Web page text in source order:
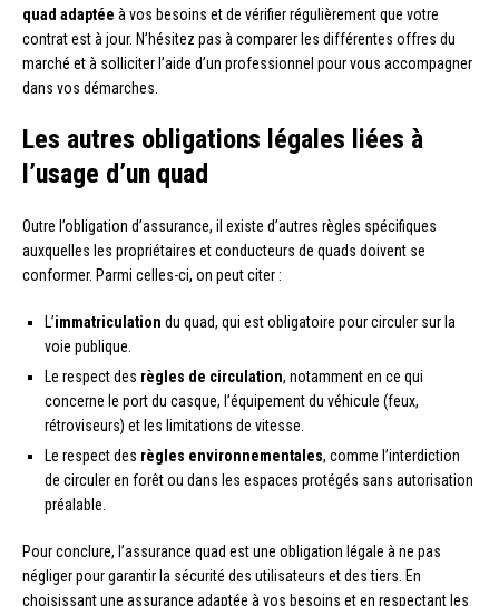
quad adaptée à vos besoins et de vérifier régulièrement que votre
contrat est à jour. N’hésitez pas à comparer les différentes offres du
marché et à solliciter l’aide d’un professionnel pour vous accompagner
dans vos démarches.
Les autres obligations légales liées à
l’usage d’un quad
Outre l’obligation d’assurance, il existe d’autres règles spécifiques
auxquelles les propriétaires et conducteurs de quads doivent se
conformer. Parmi celles-ci, on peut citer :
L’immatriculation du quad, qui est obligatoire pour circuler sur la
voie publique.
Le respect des règles de circulation, notamment en ce qui
concerne le port du casque, l’équipement du véhicule (feux,
rétroviseurs) et les limitations de vitesse.
Le respect des règles environnementales, comme l’interdiction
de circuler en forêt ou dans les espaces protégés sans autorisation
préalable.
Pour conclure, l’assurance quad est une obligation légale à ne pas
négliger pour garantir la sécurité des utilisateurs et des tiers. En
choisissant une assurance adaptée à vos besoins et en respectant les